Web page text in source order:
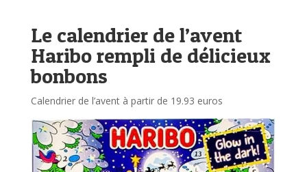
Le calendrier de l’avent
Haribo rempli de délicieux
bonbons
Calendrier de l’avent à partir de 19.93 euros